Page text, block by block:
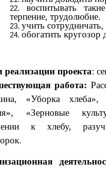
воспитывать
терпение, трудолюбие.
учить
обогатить кругозор
реализации проекта:
работа:
«Уборка хлеба»,
«Зерновые
к хлебу,